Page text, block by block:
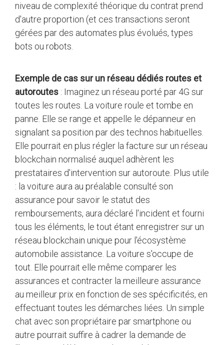
niveau de complexité théorique du contrat prend
d'autre proportion (et ces transactions seront
gérées par des automates plus évolués, types
bots ou robots.
Exemple de cas sur un réseau dédiés routes et
autoroutes : Imaginez un réseau porté par 4G sur
toutes les routes. La voiture roule et tombe en
panne. Elle se range et appelle le dépanneur en
signalant sa position par des technos habituelles.
Elle pourrait en plus régler la facture sur un réseau
blockchain normalisé auquel adhèrent les
prestataires d'intervention sur autoroute. Plus utile
: la voiture aura au préalable consulté son
assurance pour savoir le statut des
remboursements, aura déclaré l'incident et fourni
tous les éléments, le tout étant enregistrer sur un
réseau blockchain unique pour l'écosystème
automobile assistance. La voiture s'occupe de
tout. Elle pourrait elle même comparer les
assurances et contracter la meilleure assurance
au meilleur prix en fonction de ses spécificités, en
effectuant toutes les démarches liées. Un simple
chat avec son propriétaire par smartphone ou
autre pourrait suffire à cadrer la demande de